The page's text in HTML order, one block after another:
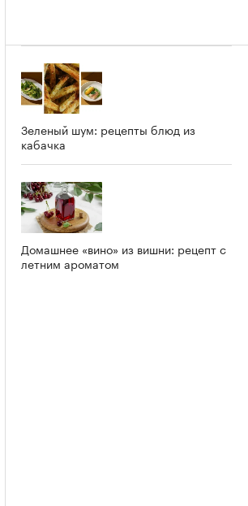
Зеленый шум: рецепты блюд из
кабачка
Домашнее «вино» из вишни: рецепт с
летним ароматом